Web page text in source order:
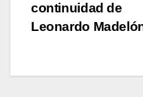
entradas
continuidad de
Leonardo